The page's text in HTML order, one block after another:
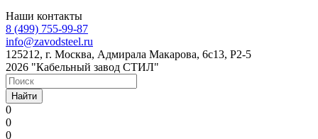
Наши контакты
8 (499) 755-99-87
info@zavodsteel.ru
125212, г. Москва, Адмирала Макарова, 6с13, Р2-5
2026 "Кабельный завод СТИЛ"
Найти
0
0
0